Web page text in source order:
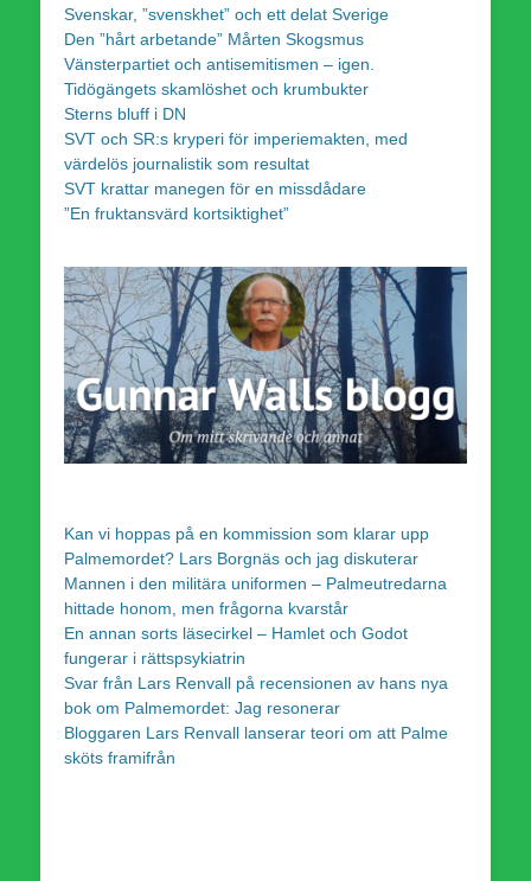
Svenskar, ”svenskhet” och ett delat Sverige
Den ”hårt arbetande” Mårten Skogsmus
Vänsterpartiet och antisemitismen – igen.
Tidögängets skamlöshet och krumbukter
Sterns bluff i DN
SVT och SR:s kryperi för imperiemakten, med
värdelös journalistik som resultat
SVT krattar manegen för en missdådare
”En fruktansvärd kortsiktighet”
Kan vi hoppas på en kommission som klarar upp
Palmemordet? Lars Borgnäs och jag diskuterar
Mannen i den militära uniformen – Palmeutredarna
hittade honom, men frågorna kvarstår
En annan sorts läsecirkel – Hamlet och Godot
fungerar i rättspsykiatrin
Svar från Lars Renvall på recensionen av hans nya
bok om Palmemordet: Jag resonerar
Bloggaren Lars Renvall lanserar teori om att Palme
sköts framifrån